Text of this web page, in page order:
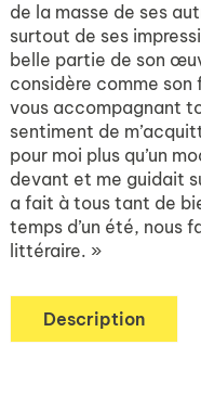
de la masse de ses
surtout de ses
belle partie de son
considère comme son
vous accompagnant
sentiment de
pour moi plus qu’un
devant et me guidait
a fait à tous tant de
temps d’un été, nous
littéraire. »
Description